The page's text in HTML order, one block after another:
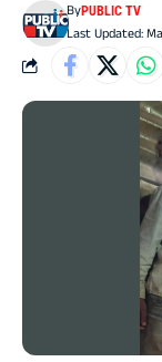
Last Updated:
ByPUBLIC TV